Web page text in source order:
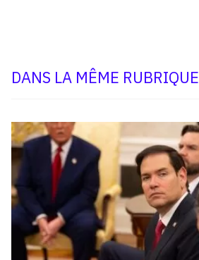
DANS LA MÊME RUBRIQUE